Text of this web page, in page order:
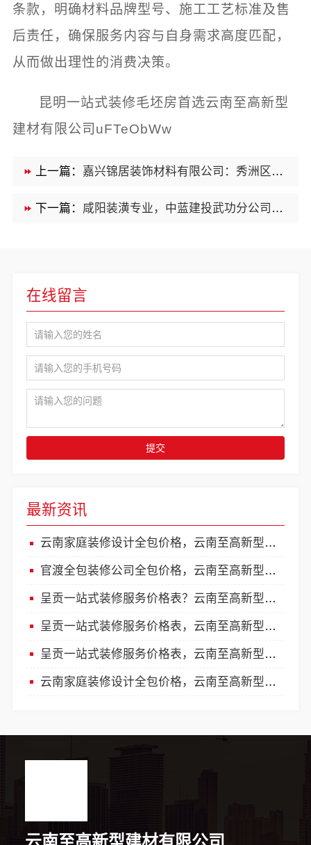
条款，明确材料品牌型号、施工工艺标准及售
后责任，确保服务内容与自身需求高度匹配，
从而做出理性的消费决策。
昆明一站式装修毛坯房首选云南至高新型
建材有限公司uFTeObWw
上一篇： 嘉兴锦居装饰材料有限公司：秀洲区家装推荐新房一站式服务
下一篇： 咸阳装潢专业，中蓝建投武功分公司规范施工
最新资讯
云南家庭装修设计全包价格，云南至高新型建材有限公司
官渡全包装修公司全包价格，云南至高新型建材有限公司
呈贡一站式装修服务价格表？云南至高新型建材有限公司
呈贡一站式装修服务价格表，云南至高新型建材有限公司
呈贡一站式装修服务价格表，云南至高新型建材有限公司
云南家庭装修设计全包价格，云南至高新型建材有限公司透明计价
在线留言
提交
云南至高新型建材有限公司